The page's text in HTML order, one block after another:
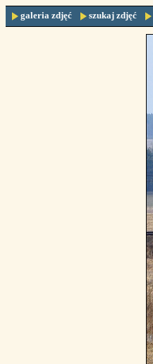
galeria zdjęć szukaj zdjęć